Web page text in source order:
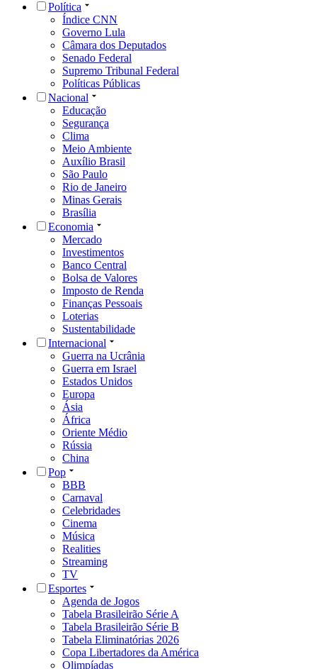
Política
Índice CNN
Governo Lula
Câmara dos Deputados
Senado Federal
Supremo Tribunal Federal
Políticas Públicas
Nacional
Educação
Segurança
Clima
Meio Ambiente
Auxílio Brasil
São Paulo
Rio de Janeiro
Minas Gerais
Brasília
Economia
Mercado
Investimentos
Banco Central
Bolsa de Valores
Imposto de Renda
Finanças Pessoais
Loterias
Sustentabilidade
Internacional
Guerra na Ucrânia
Guerra em Israel
Estados Unidos
Europa
Ásia
África
Oriente Médio
Rússia
China
Pop
BBB
Carnaval
Celebridades
Cinema
Música
Realities
Streaming
TV
Esportes
Agenda de Jogos
Tabela Brasileirão Série A
Tabela Brasileirão Série B
Tabela Eliminatórias 2026
Copa Libertadores da América
Olimpíadas